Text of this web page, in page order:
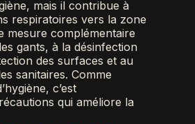
mais il contribue à
respiratoires vers la zone
mesure complémentaire
gants, à la désinfection
des surfaces et au
sanitaires. Comme
c’est
qui améliore la